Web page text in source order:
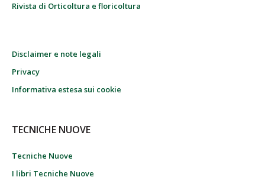
Rivista di Orticoltura e floricoltura
Disclaimer e note legali
Privacy
Informativa estesa sui cookie
TECNICHE NUOVE
Tecniche Nuove
I libri Tecniche Nuove